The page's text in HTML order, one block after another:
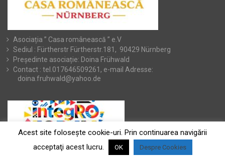
Asociația ” Casa românească ” e.V
Sediul : Fürtherstr Fürtherstr.181, 90429 Nürnberg
Președinte asociație: Doina Frühwald
Contact : tel.017646509261, e-mail Adresse:
doina.fruhwald@yahoo.de
Acest site foloseşte cookie-uri. Prin continuarea navigării
acceptaţi acest lucru.
OK Despre Cookies